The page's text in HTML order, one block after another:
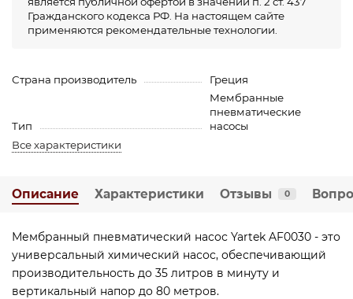
Гражданского кодекса РФ. На настоящем сайте
применяются рекомендательные технологии.
Страна производитель Греция
Тип
Мембранные
пневматические
насосы
Все характеристики
Описание Характеристики Отзывы 0
Мембранный пневматический насос Yartek AF0030 - это
универсальный химический насос, обеспечивающий
производительность до 35 литров в минуту и
вертикальный напор до 80 метров.